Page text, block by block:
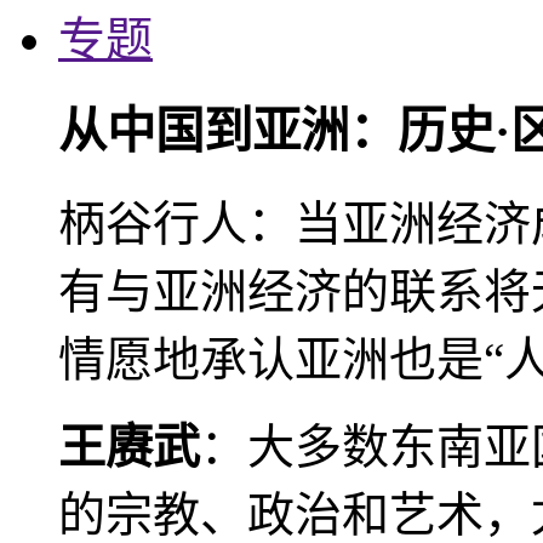
专题
从中国到亚洲：历史·
柄谷行人：当亚洲经
有与亚洲经济的联系
情愿地承认亚洲也是“
王赓武：大多数东南
的宗教、政治和艺术